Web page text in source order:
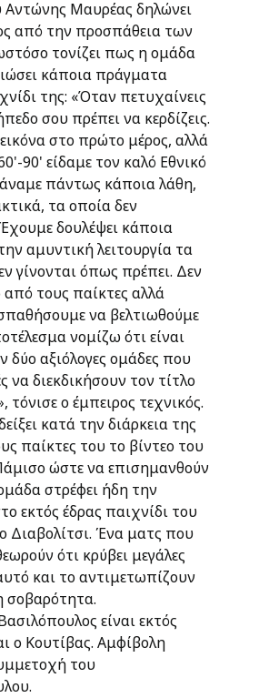
Αντώνης Μαυρέας δηλώνει
από την προσπάθεια των
τονίζει πως η ομάδα
κάποια πράγματα
της: «Όταν πετυχαίνεις
σου πρέπει να κερδίζεις.
στο πρώτο μέρος, αλλά
90' είδαμε τον καλό Εθνικό
πάντως κάποια λάθη,
τα οποία δεν
δουλέψει κάποια
αμυντική λειτουργία τα
γίνονται όπως πρέπει. Δεν
τους παίκτες αλλά
να βελτιωθούμε
νομίζω ότι είναι
δύο αξιόλογες ομάδες που
να διεκδικήσουν τον τίτλο
τόνισε ο έμπειρος τεχνικός.
κατά την διάρκεια της
παίκτες του το βίντεο του
ώστε να επισημανθούν
στρέφει ήδη την
εκτός έδρας παιχνίδι του
Διαβολίτσι. Ένα ματς που
ότι κρύβει μεγάλες
και το αντιμετωπίζουν
σοβαρότητα.
είναι εκτός
ο Κουτίβας. Αμφίβολη
του